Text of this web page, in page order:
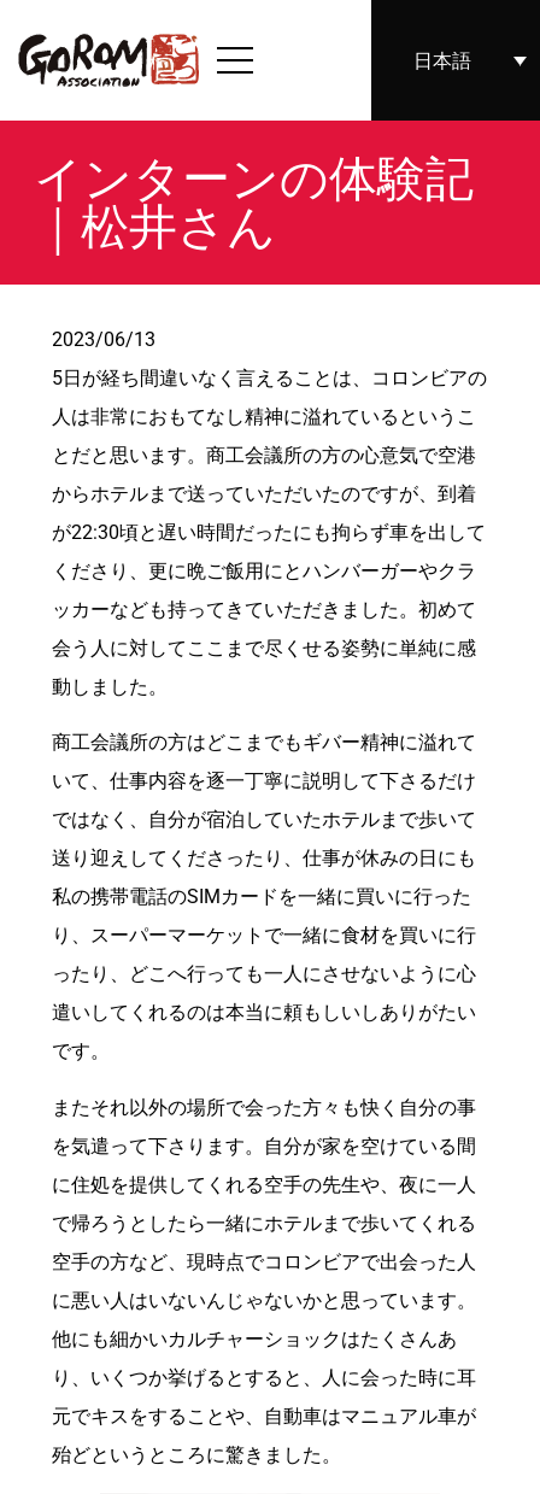
日本語
インターンの体験記
｜松井さん
2023/06/13
5日が経ち間違いなく言えることは、コロンビアの
人は非常におもてなし精神に溢れているというこ
とだと思います。商工会議所の方の心意気で空港
からホテルまで送っていただいたのですが、到着
が22:30頃と遅い時間だったにも拘らず車を出して
くださり、更に晩ご飯用にとハンバーガーやクラ
ッカーなども持ってきていただきました。初めて
会う人に対してここまで尽くせる姿勢に単純に感
動しました。
商工会議所の方はどこまでもギバー精神に溢れて
いて、仕事内容を逐一丁寧に説明して下さるだけ
ではなく、自分が宿泊していたホテルまで歩いて
送り迎えしてくださったり、仕事が休みの日にも
私の携帯電話のSIMカードを一緒に買いに行った
り、スーパーマーケットで一緒に食材を買いに行
ったり、どこへ行っても一人にさせないように心
遣いしてくれるのは本当に頼もしいしありがたい
です。
またそれ以外の場所で会った方々も快く自分の事
を気遣って下さります。自分が家を空けている間
に住処を提供してくれる空手の先生や、夜に一人
で帰ろうとしたら一緒にホテルまで歩いてくれる
空手の方など、現時点でコロンビアで出会った人
に悪い人はいないんじゃないかと思っています。
他にも細かいカルチャーショックはたくさんあ
り、いくつか挙げるとすると、人に会った時に耳
元でキスをすることや、自動車はマニュアル車が
殆どというところに驚きました。